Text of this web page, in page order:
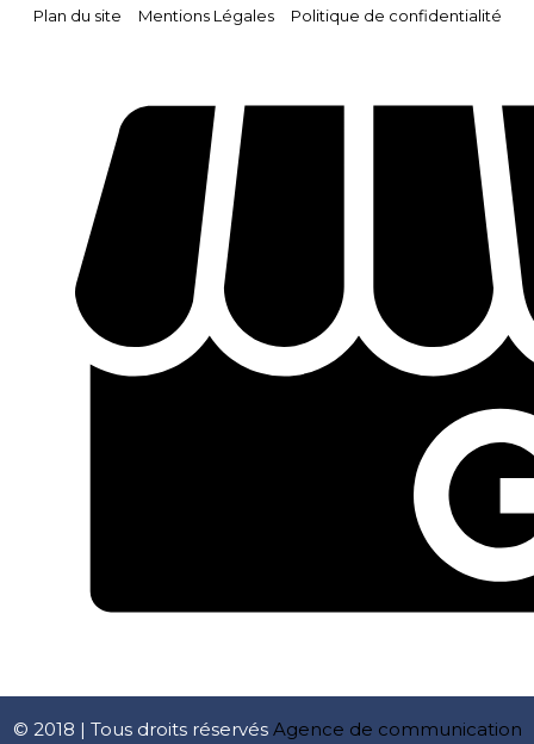
Plan du site Mentions Légales Politique de confidentialité
© 2018 | Tous droits réservés Agence de communication